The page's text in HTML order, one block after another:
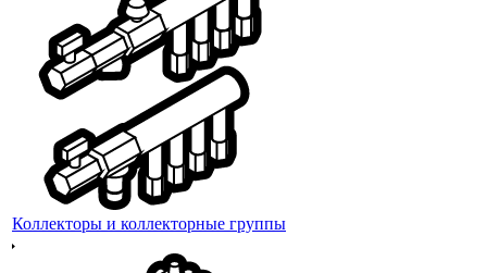
Коллекторы и коллекторные группы